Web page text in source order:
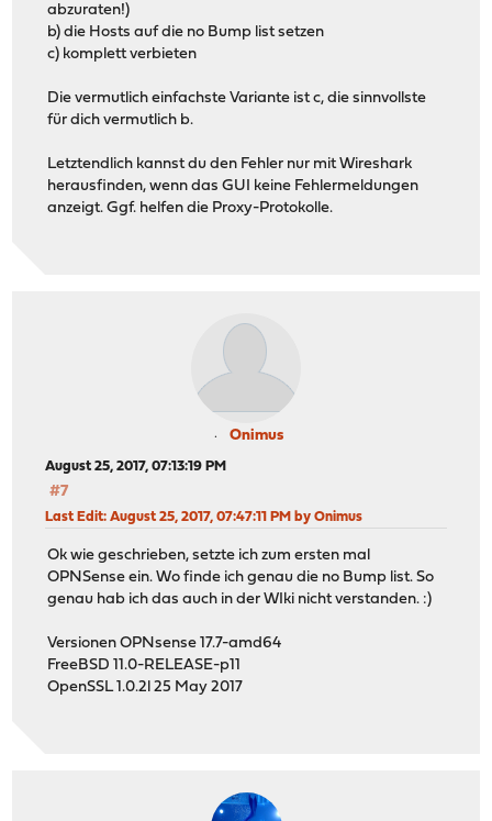
abzuraten!)
b) die Hosts auf die no Bump list setzen
c) komplett verbieten
Die vermutlich einfachste Variante ist c, die sinnvollste
für dich vermutlich b.
Letztendlich kannst du den Fehler nur mit Wireshark
herausfinden, wenn das GUI keine Fehlermeldungen
anzeigt. Ggf. helfen die Proxy-Protokolle.
Onimus
August 25, 2017, 07:13:19 PM
#7
Last Edit: August 25, 2017, 07:47:11 PM by Onimus
Ok wie geschrieben, setzte ich zum ersten mal
OPNSense ein. Wo finde ich genau die no Bump list. So
genau hab ich das auch in der WIki nicht verstanden. :)
Versionen OPNsense 17.7-amd64
FreeBSD 11.0-RELEASE-p11
OpenSSL 1.0.2l 25 May 2017